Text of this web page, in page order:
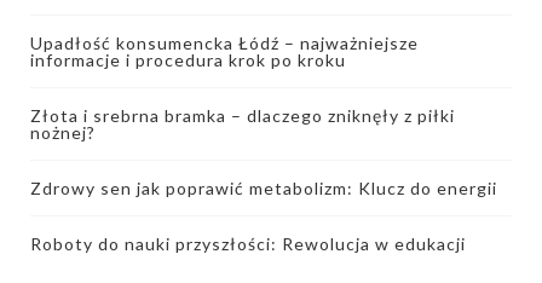
Upadłość konsumencka Łódź – najważniejsze
informacje i procedura krok po kroku
Złota i srebrna bramka – dlaczego zniknęły z piłki
nożnej?
Zdrowy sen jak poprawić metabolizm: Klucz do energii
Roboty do nauki przyszłości: Rewolucja w edukacji